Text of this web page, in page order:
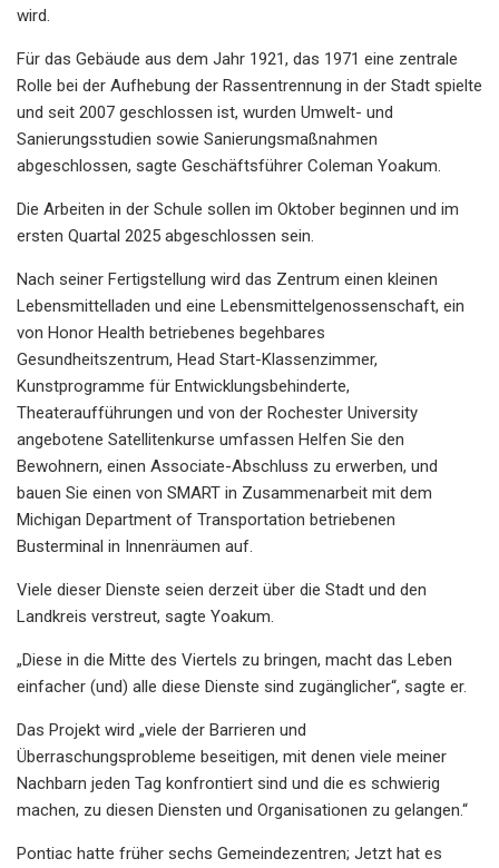
wird.
Für das Gebäude aus dem Jahr 1921, das 1971 eine zentrale
Rolle bei der Aufhebung der Rassentrennung in der Stadt spielte
und seit 2007 geschlossen ist, wurden Umwelt- und
Sanierungsstudien sowie Sanierungsmaßnahmen
abgeschlossen, sagte Geschäftsführer Coleman Yoakum.
Die Arbeiten in der Schule sollen im Oktober beginnen und im
ersten Quartal 2025 abgeschlossen sein.
Nach seiner Fertigstellung wird das Zentrum einen kleinen
Lebensmittelladen und eine Lebensmittelgenossenschaft, ein
von Honor Health betriebenes begehbares
Gesundheitszentrum, Head Start-Klassenzimmer,
Kunstprogramme für Entwicklungsbehinderte,
Theateraufführungen und von der Rochester University
angebotene Satellitenkurse umfassen Helfen Sie den
Bewohnern, einen Associate-Abschluss zu erwerben, und
bauen Sie einen von SMART in Zusammenarbeit mit dem
Michigan Department of Transportation betriebenen
Busterminal in Innenräumen auf.
Viele dieser Dienste seien derzeit über die Stadt und den
Landkreis verstreut, sagte Yoakum.
„Diese in die Mitte des Viertels zu bringen, macht das Leben
einfacher (und) alle diese Dienste sind zugänglicher“, sagte er.
Das Projekt wird „viele der Barrieren und
Überraschungsprobleme beseitigen, mit denen viele meiner
Nachbarn jeden Tag konfrontiert sind und die es schwierig
machen, zu diesen Diensten und Organisationen zu gelangen.“
Pontiac hatte früher sechs Gemeindezentren; Jetzt hat es